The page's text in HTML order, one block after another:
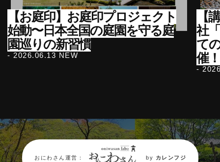
【お庭印】お庭印プロジェクト
始動〜日本全国の庭園を守る庭
園巡りの新習慣
- 2026.06.13 NEW
【
社
て
催！
-
現在、日本全国
おにわさん運営： by カレンフジ